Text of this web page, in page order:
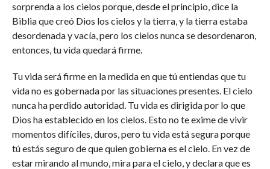
sorprenda a los cielos porque, desde el principio, dice la
Biblia que creó Dios los cielos y la tierra, y la tierra estaba
desordenada y vacía, pero los cielos nunca se desordenaron,
entonces, tu vida quedará firme.
Tu vida será firme en la medida en que tú entiendas que tu
vida no es gobernada por las situaciones presentes. El cielo
nunca ha perdido autoridad. Tu vida es dirigida por lo que
Dios ha establecido en los cielos. Esto no te exime de vivir
momentos difíciles, duros, pero tu vida está segura porque
tú estás seguro de que quien gobierna es el cielo. En vez de
estar mirando al mundo, mira para el cielo, y declara que es